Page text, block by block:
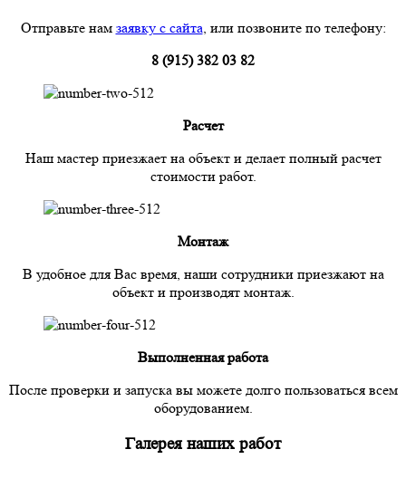
Отправьте нам заявку с сайта, или позвоните по телефону:
8 (915) 382 03 82
Расчет
Наш мастер приезжает на объект и делает полный расчет
стоимости работ.
Монтаж
В удобное для Вас время, наши сотрудники приезжают на
объект и производят монтаж.
Выполненная работа
После проверки и запуска вы можете долго пользоваться всем
оборудованием.
Галерея наших работ